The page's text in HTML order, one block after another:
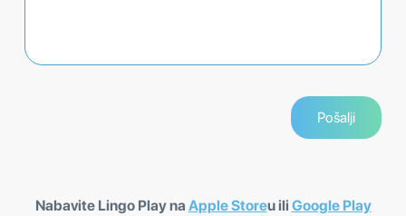
Nabavite Lingo Play na Apple Storeu ili Google Play